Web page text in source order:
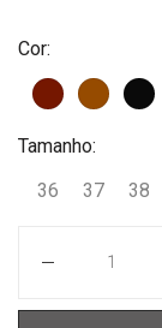
Cor:
Tamanho:
36
37 38